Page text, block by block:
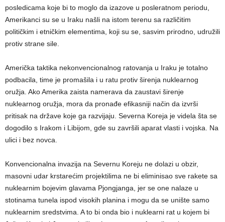
posledicama koje bi to moglo da izazove u posleratnom periodu,
Amerikanci su se u Iraku našli na istom terenu sa različitim
političkim i etničkim elementima, koji su se, sasvim prirodno, udružili
protiv strane sile.
Američka taktika nekonvencionalnog ratovanja u Iraku je totalno
podbacila, time je promašila i u ratu protiv širenja nuklearnog
oružja. Ako Amerika zaista namerava da zaustavi širenje
nuklearnog oružja, mora da pronađe efikasniji način da izvrši
pritisak na države koje ga razvijaju. Severna Koreja je videla šta se
dogodilo s Irakom i Libijom, gde su završili aparat vlasti i vojska. Na
ulici i bez novca.
Konvencionalna invazija na Severnu Koreju ne dolazi u obzir,
masovni udar krstarećim projektilima ne bi eliminisao sve rakete sa
nuklearnim bojevim glavama Pjongjanga, jer se one nalaze u
stotinama tunela ispod visokih planina i mogu da se unište samo
nuklearnim sredstvima. A to bi onda bio i nuklearni rat u kojem bi